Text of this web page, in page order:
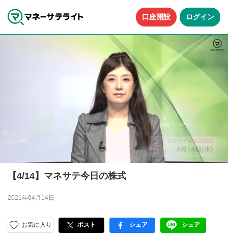
口座開設 ログイン
【4/14】マネサテ今日の株式
2021年04月14日
お気に入り ポスト facebook
シェア LINE
シェア